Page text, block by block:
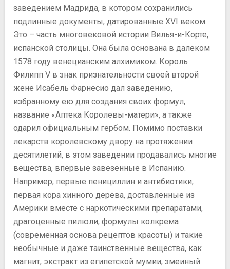
заведением Мадрида, в котором сохранились
подлинные документы, датированные XVI веком.
Это – часть многовековой истории Вилья-и-Корте,
испанской столицы. Она была основана в далеком
1578 году венецианским алхимиком. Король
Филипп V в знак признательности своей второй
жене Исабель Фарнесио дал заведению,
избранному ею для создания своих формул,
название «Аптека Королевы-матери», а также
одарил официальным гербом. Помимо поставки
лекарств королевскому двору на протяжении
десятилетий, в этом заведении продавались многие
вещества, впервые завезенные в Испанию.
Например, первые пенициллин и антибиотики,
первая кора хинного дерева, доставленные из
Америки вместе с наркотическими препаратами,
драгоценные пилюли, формулы колкрема
(современная основа рецептов красоты) и такие
необычные и даже таинственные вещества, как
магнит, экстракт из египетской мумии, змеиный